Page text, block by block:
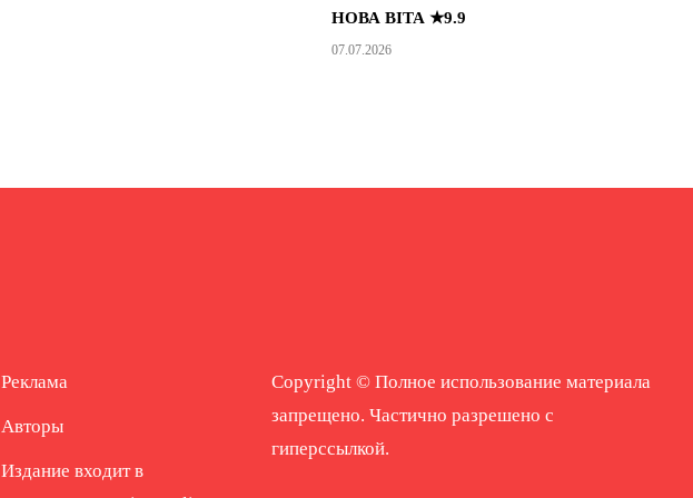
НОВА ВІТА ★9.9
07.07.2026
Реклама
Авторы
Издание входит в
Copyright © Полное использование материала
запрещено. Частично разрешено с
гиперссылкой.